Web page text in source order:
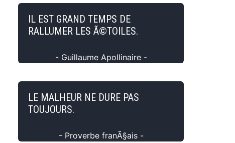
IL EST GRAND TEMPS DE
RALLUMER LES Ã©TOILES.
- Guillaume Apollinaire -
LE MALHEUR NE DURE PAS
TOUJOURS.
- Proverbe franÃ§ais -